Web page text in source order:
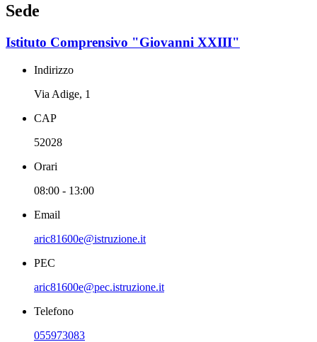
Sede
Istituto Comprensivo "Giovanni XXIII"
Indirizzo
Via Adige, 1
CAP
52028
Orari
08:00 - 13:00
Email
aric81600e@istruzione.it
PEC
aric81600e@pec.istruzione.it
Telefono
055973083